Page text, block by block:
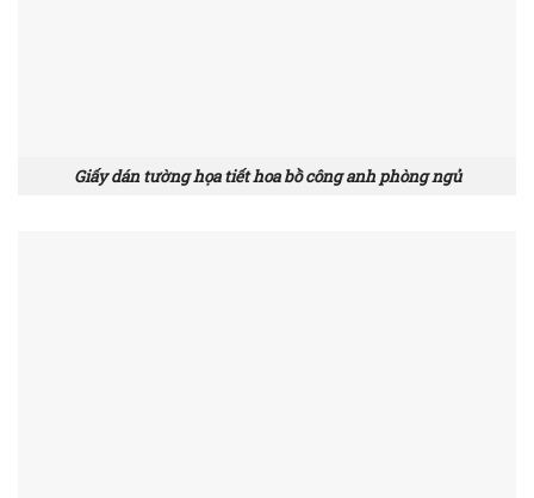
Giấy dán tường họa tiết hoa bồ công anh phòng ngủ